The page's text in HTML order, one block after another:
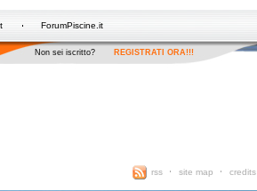
ForumPiscine.it
Non sei iscritto? REGISTRATI ORA!!!
rss site map credits